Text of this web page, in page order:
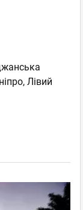
Лівий